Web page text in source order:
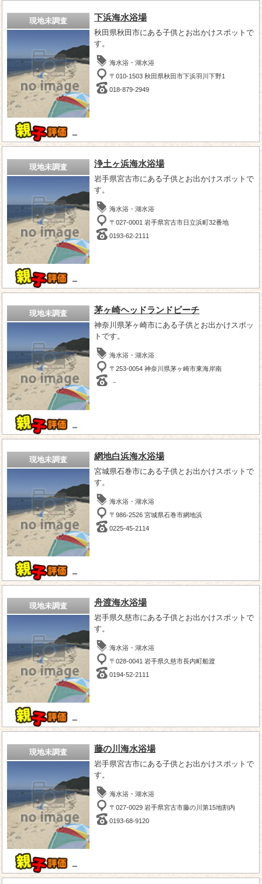
現地未調査
－
下浜海水浴場
秋田県秋田市にある子供とお出かけスポットで
す。
海水浴・湖水浴
〒010-1503 秋田県秋田市下浜羽川下野1
018-879-2949
現地未調査
－
浄土ヶ浜海水浴場
岩手県宮古市にある子供とお出かけスポットで
す。
海水浴・湖水浴
〒027-0001 岩手県宮古市日立浜町32番地
0193-62-2111
現地未調査
－
茅ヶ崎ヘッドランドビーチ
神奈川県茅ヶ崎市にある子供とお出かけスポッ
トです。
海水浴・湖水浴
〒253-0054 神奈川県茅ヶ崎市東海岸南
－
現地未調査
－
網地白浜海水浴場
宮城県石巻市にある子供とお出かけスポットで
す。
海水浴・湖水浴
〒986-2526 宮城県石巻市網地浜
0225-45-2114
現地未調査
－
舟渡海水浴場
岩手県久慈市にある子供とお出かけスポットで
す。
海水浴・湖水浴
〒028-0041 岩手県久慈市長内町船渡
0194-52-2111
現地未調査
－
藤の川海水浴場
岩手県宮古市にある子供とお出かけスポットで
す。
海水浴・湖水浴
〒027-0029 岩手県宮古市藤の川第15地割内
0193-68-9120